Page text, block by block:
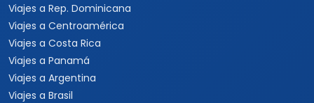
Viajes a Rep. Dominicana
Viajes a Centroamérica
Viajes a Costa Rica
Viajes a Panamá
Viajes a Argentina
Viajes a Brasil